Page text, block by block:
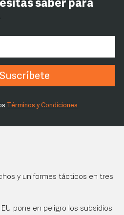
saber para
Suscríbete
Términos y Condiciones
y uniformes tácticos en tres
pone en peligro los subsidios